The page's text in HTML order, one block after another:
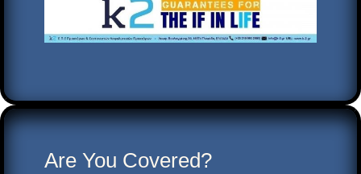
Are You Covered?